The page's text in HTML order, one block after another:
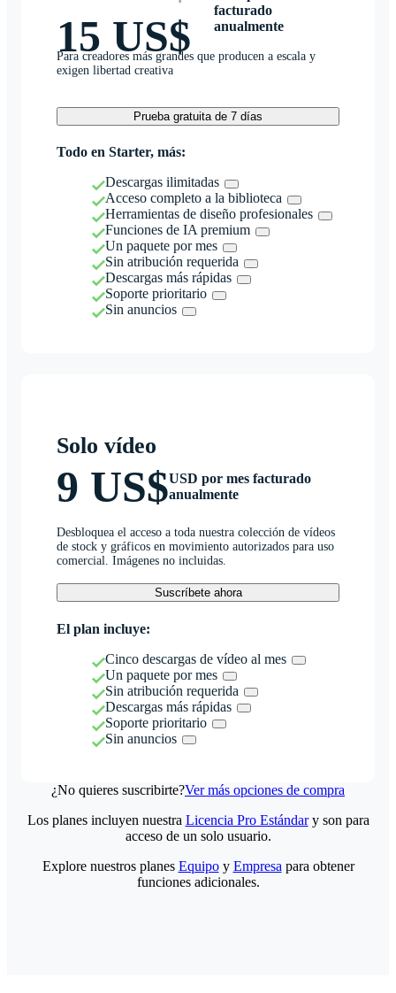
15 US$
facturado
anualmente
Para creadores más grandes que producen a escala y
exigen libertad creativa
Prueba gratuita de 7 días
Todo en Starter, más:
Descargas ilimitadas
Acceso completo a la biblioteca
Herramientas de diseño profesionales
Funciones de IA premium
Un paquete por mes
Sin atribución requerida
Descargas más rápidas
Soporte prioritario
Sin anuncios
Solo vídeo
9 US$USD por mes facturado
anualmente
Desbloquea el acceso a toda nuestra colección de vídeos
de stock y gráficos en movimiento autorizados para uso
comercial. Imágenes no incluidas.
Suscríbete ahora
El plan incluye:
Cinco descargas de vídeo al mes
Un paquete por mes
Sin atribución requerida
Descargas más rápidas
Soporte prioritario
Sin anuncios
¿No quieres suscribirte?Ver más opciones de compra
Los planes incluyen nuestra Licencia Pro Estándary son para
acceso de un solo usuario.
Explore nuestros planes Equipoy Empresa para obtener
funciones adicionales.